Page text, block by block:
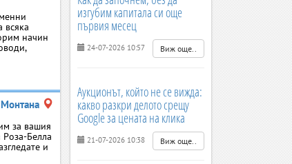
начин
Монтана
за вашия
Роза-Белла
и
изгубим капитала си още
първия месец
24-07-2026 10:57 Виж още..
Аукционът, който не се вижда:
какво разкри делото срещу
Google за цената на клика
21-07-2026 10:38 Виж още..